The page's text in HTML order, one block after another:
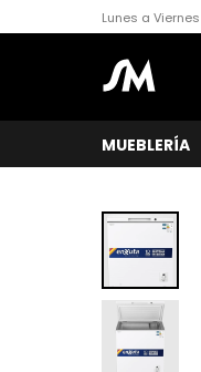
MUEBLERÍA
Lunes a